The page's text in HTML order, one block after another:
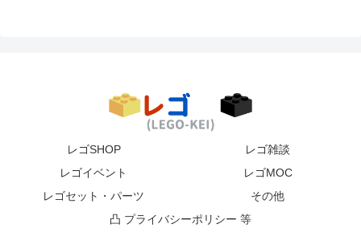
レゴSHOP
レゴ雑談
レゴイベント
レゴMOC
レゴセット・パーツ
その他
凸 プライバシーポリシー 等